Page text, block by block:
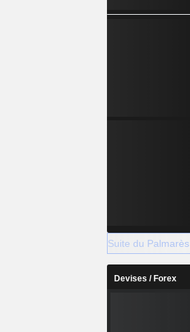
Suite du Palmarès
Devises / Forex